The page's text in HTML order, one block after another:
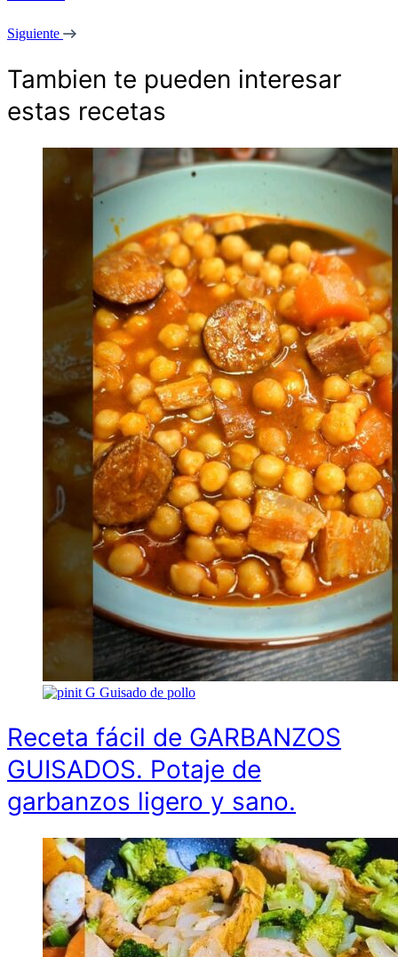
Siguiente
Tambien te pueden interesar
estas recetas
G Guisado de pollo
Receta fácil de GARBANZOS
GUISADOS. Potaje de
garbanzos ligero y sano.